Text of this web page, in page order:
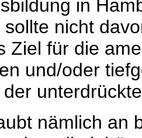
in
sollte nicht
Ziel für die
und/oder
nämlich an